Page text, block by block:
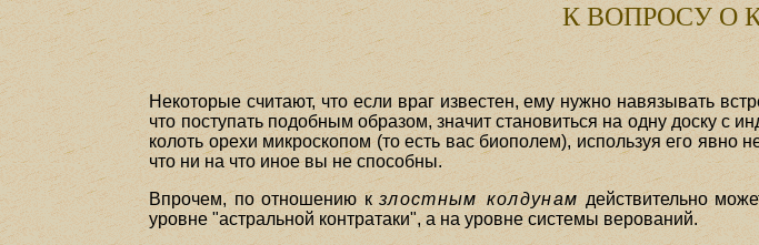
К ВОПРОСУ О
Некоторые считают, что если враг известен, ему нужно навязывать
что поступать подобным образом, значит становиться на одну доску с
колоть орехи микроскопом (то есть вас биополем), используя его
что ни на что иное вы не способны.
Впрочем, по отношению кзлостным колдунам действительно
уровне "астральной контратаки", а на уровне системы верований.